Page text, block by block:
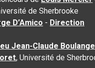
de Sherbrooke
D’Amico - Direction
Jean-Claude
, Université de